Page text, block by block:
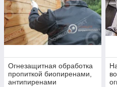
Огнезащитная обработка
пропиткой биопиренами,
антипиренами